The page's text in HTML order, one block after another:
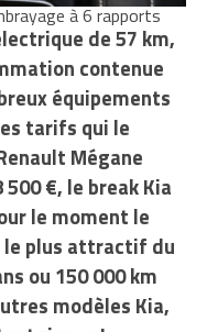
à 6 rapports
de 57 km,
contenue
équipements
tarifs qui le
Mégane
€, le break Kia
le moment le
le plus attractif du
ou 150 000 km
modèles Kia,